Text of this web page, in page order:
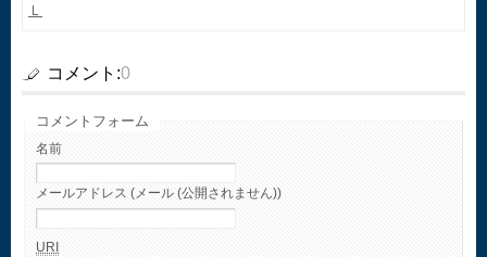
Ｌ
コメント:0
コメントフォーム
名前
メールアドレス (メール (公開されません))
URI